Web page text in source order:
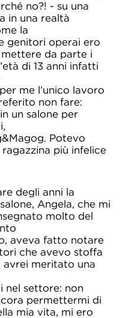
no?! - su una
in una realtà
la
genitori operai ero
da parte i
di 13 anni infatti
me l’unico lavoro
non fare:
in un salone per
Potevo
più infelice
degli anni la
Angela, che mi
molto del
aveva fatto notare
che avevo stoffa
avrei meritato una
nel settore: non
permettermi di
mia vita, mi ero